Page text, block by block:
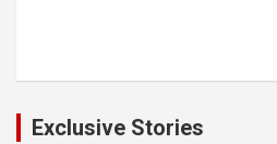
Exclusive Stories